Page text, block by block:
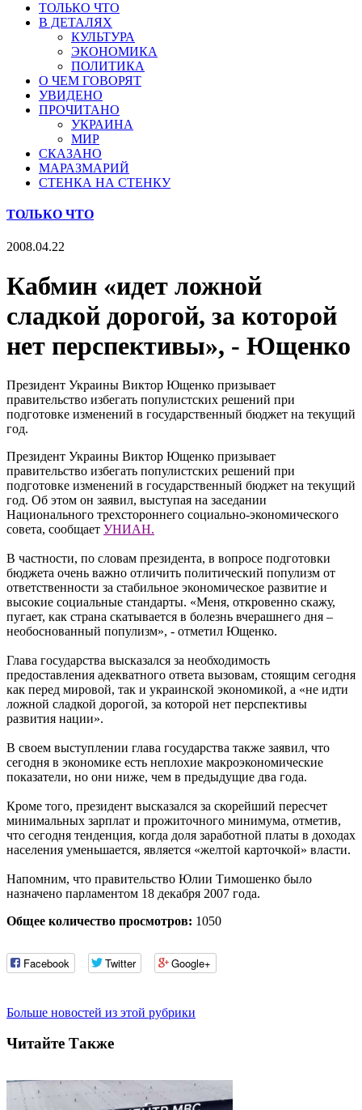
ТОЛЬКО ЧТО
В ДЕТАЛЯХ
КУЛЬТУРА
ЭКОНОМИКА
ПОЛИТИКА
О ЧЕМ ГОВОРЯТ
УВИДЕНО
ПРОЧИТАНО
УКРАИНА
МИР
СКАЗАНО
МАРАЗМАРИЙ
СТЕНКА НА СТЕНКУ
ТОЛЬКО ЧТО
2008.04.22
Кабмин «идет ложной
сладкой дорогой, за которой
нет перспективы», - Ющенко
Президент Украины Виктор Ющенко призывает
правительство избегать популистских решений при
подготовке изменений в государственный бюджет на текущий
год.
Президент Украины Виктор Ющенко призывает
правительство избегать популистских решений при
подготовке изменений в государственный бюджет на текущий
год. Об этом он заявил, выступая на заседании
Национального трехстороннего социально-экономического
совета, сообщает УНИАН.
В частности, по словам президента, в вопросе подготовки
бюджета очень важно отличить политический популизм от
ответственности за стабильное экономическое развитие и
высокие социальные стандарты. «Меня, откровенно скажу,
пугает, как страна скатывается в болезнь вчерашнего дня –
необоснованный популизм», - отметил Ющенко.
Глава государства высказался за необходимость
предоставления адекватного ответа вызовам, стоящим сегодня
как перед мировой, так и украинской экономикой, а «не идти
ложной сладкой дорогой, за которой нет перспективы
развития нации».
В своем выступлении глава государства также заявил, что
сегодня в экономике есть неплохие макроэкономические
показатели, но они ниже, чем в предыдущие два года.
Кроме того, президент высказался за скорейший пересчет
минимальных зарплат и прожиточного минимума, отметив,
что сегодня тенденция, когда доля заработной платы в доходах
населения уменьшается, является «желтой карточкой» власти.
Напомним, что правительство Юлии Тимошенко было
назначено парламентом 18 декабря 2007 года.
Общее количество просмотров: 1050
Facebook Twitter Google+
Больше новостей из этой рубрики
Читайте Также